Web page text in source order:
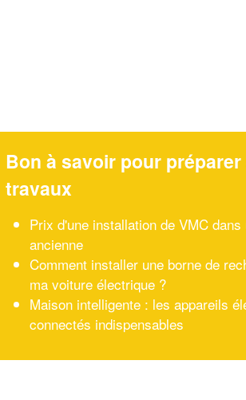
Bon à savoir pour préparer
travaux
Prix d'une installation de VMC
ancienne
Comment installer une borne de
ma voiture électrique ?
Maison intelligente : les appareils
connectés indispensables